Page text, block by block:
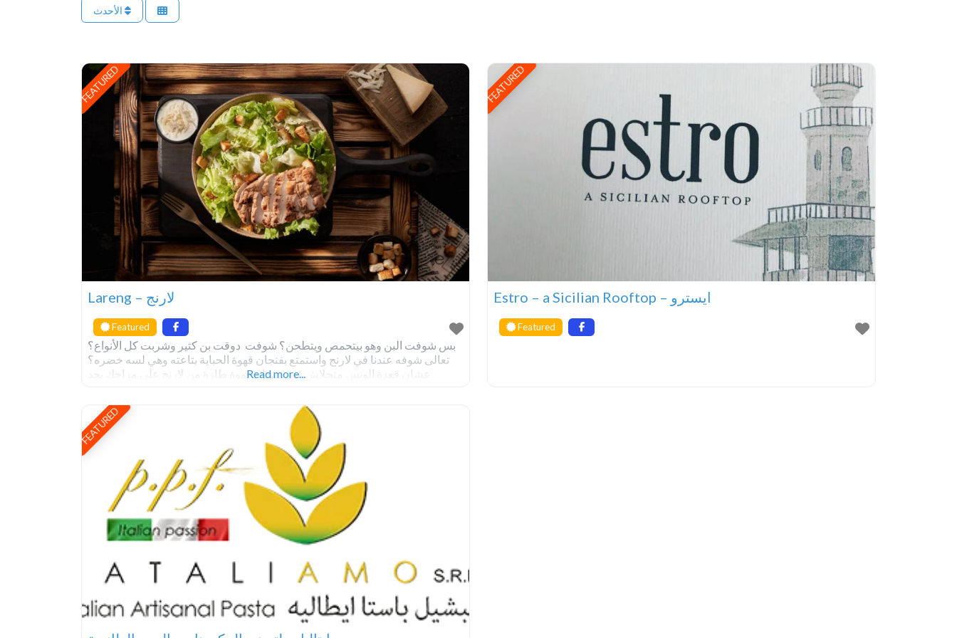
FEATURED
Lareng – لارنج
Featured
دوقت بن كتير وشربت كل الأنواع؟ ‎ بس شوفت البن وهو بيتحمص ويتطحن؟ شوفت
الحباية بتاعته وهي لسه خضره؟ ‎تعالى شوفه عندنا في لارنج واستمتع بفنجان قهوة
على مزاجك بجد ‎عشان قعدة الونس متحلاش غير بفنجان قهوة طازة من لارنج
Read more...
FEATURED
Estro – a Sicilian Rooftop – ايسترو
Featured
FEATURED